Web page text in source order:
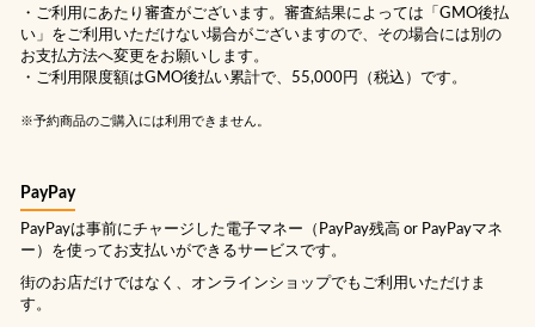
・ご利用にあたり審査がございます。審査結果によっては「GMO後払
い」をご利用いただけない場合がございますので、その場合には別の
お支払方法へ変更をお願いします。
・ご利用限度額はGMO後払い累計で、55,000円（税込）です。
※予約商品のご購入には利用できません。
PayPay
PayPayは事前にチャージした電子マネー（PayPay残高 or PayPayマネ
ー）を使ってお支払いができるサービスです。
街のお店だけではなく、オンラインショップでもご利用いただけま
す。